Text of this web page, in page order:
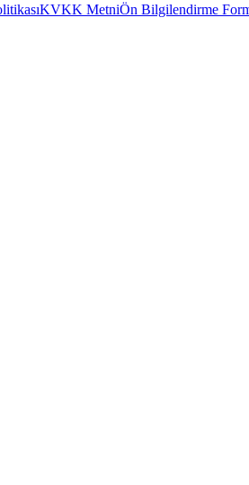
KVKK MetniÖn Bilgilendirme